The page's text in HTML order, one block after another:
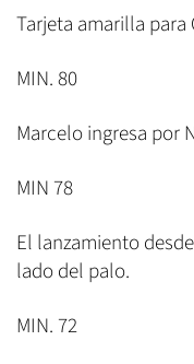
Tarjeta amarilla para
MIN. 80
Marcelo ingresa por
MIN 78
El lanzamiento
lado del palo.
MIN. 72